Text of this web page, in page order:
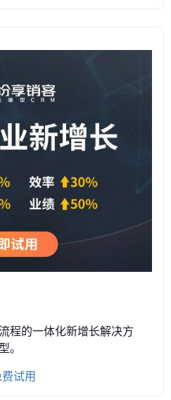
程的一体化新增长解决方
。
试用